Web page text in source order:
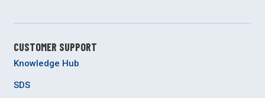
CUSTOMER SUPPORT
Knowledge Hub
SDS